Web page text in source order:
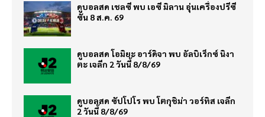
ดูบอลสด เชลซี พบ เอซี มิลาน อุ่นเครื่องปรีซี
ซั่น 8 ส.ค. 69
ดูบอลสด โอมิยะ อาร์ดิจา พบ อัลบิเร็กซ์ นิงา
ตะ เจลีก 2 วันนี้ 8/8/69
ดูบอลสด ซัปโปโร พบ โตกุชิม่า วอร์ทิส เจลีก
2 วันนี้ 8/8/69